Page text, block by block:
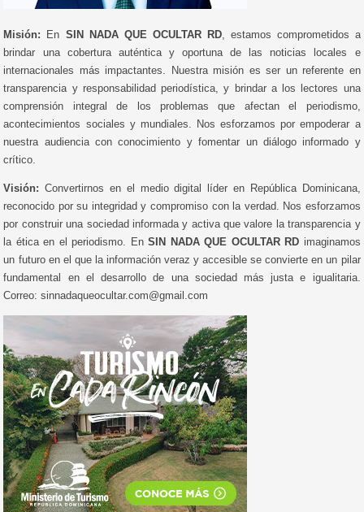
Misión: En SIN NADA QUE OCULTAR RD, estamos comprometidos a
brindar una cobertura auténtica y oportuna de las noticias locales e
internacionales más impactantes. Nuestra misión es ser un referente en
transparencia y responsabilidad periodística, y brindar a los lectores una
comprensión integral de los problemas que afectan el periodismo,
acontecimientos sociales y mundiales. Nos esforzamos por empoderar a
nuestra audiencia con conocimiento y fomentar un diálogo informado y
crítico.
Visión: Convertirnos en el medio digital líder en República Dominicana,
reconocido por su integridad y compromiso con la verdad. Nos esforzamos
por construir una sociedad informada y activa que valore la transparencia y
la ética en el periodismo. EnSIN NADA QUE OCULTAR RD imaginamos
un futuro en el que la información veraz y accesible se convierte en un pilar
fundamental en el desarrollo de una sociedad más justa e igualitaria.
Correo: sinnadaqueocultar.com@gmail.com